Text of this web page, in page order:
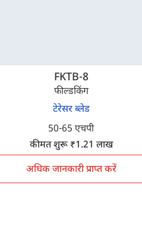
FKTB-8
फील्डकिंग
टेरेसर ब्लेड
50-65 एचपी
कीमत शुरू ₹1.21 लाख
अधिक जानकारी प्राप्त करें